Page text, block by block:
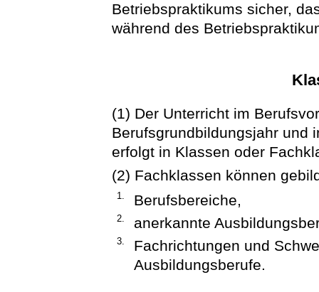
Betriebspraktikums sicher,
während des
(1) Der Unterricht im
Berufsgrundbildungsjahr und
erfolgt in Klassen oder
(2) Fachklassen können
1. Berufsbereiche,
2. anerkannte
3.
Fachrichtungen und
Ausbildungsberufe.